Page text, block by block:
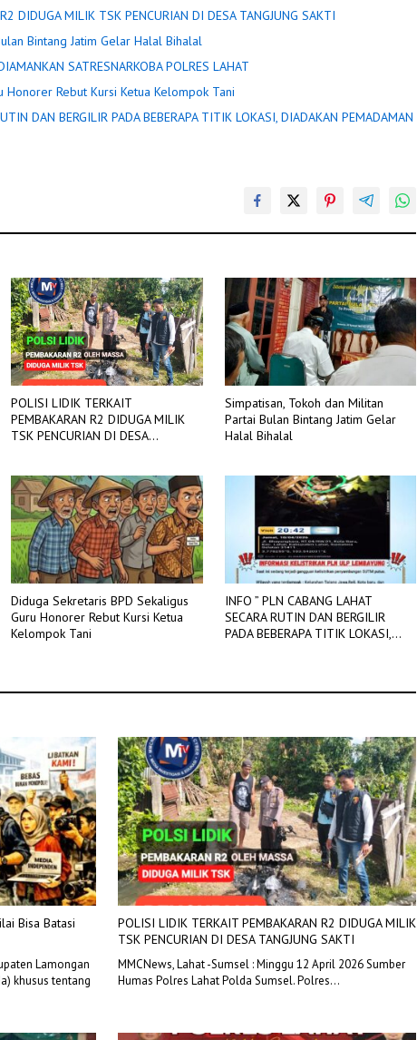
POLISI LIDIK TERKAIT PEMBAKARAN R2 DIDUGA MILIK TSK PENCURIAN DI DESA TANGJUNG SAKTI
Bintang Jatim Gelar Halal Bihalal
TSK DIAMANKAN SATRESNARKOBA POLRES LAHAT
Honorer Rebut Kursi Ketua Kelompok Tani
POLISI LIDIK TERKAIT
PEMBAKARAN R2 DIDUGA MILIK
TSK PENCURIAN DI DESA
Simpatisan, Tokoh dan Militan
Partai Bulan Bintang Jatim Gelar
Halal Bihalal
Diduga Sekretaris BPD Sekaligus
Guru Honorer Rebut Kursi Ketua
Kelompok Tani
INFO ” PLN CABANG LAHAT
SECARA RUTIN DAN BERGILIR
PADA BEBERAPA TITIK LOKASI,
Bisa Batasi
Lamongan
khusus tentang
POLISI LIDIK TERKAIT PEMBAKARAN R2 DIDUGA MILIK
TSK PENCURIAN DI DESA TANGJUNG SAKTI
MMCNews, Lahat -Sumsel : Minggu 12 April 2026 Sumber
Humas Polres Lahat Polda Sumsel. Polres…